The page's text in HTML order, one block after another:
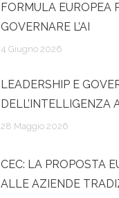
FORMULA EUROPEA
GOVERNARE L’AI
4 Giugno 2026
LEADERSHIP E
DELL’INTELLIGENZA
28 Maggio 2026
CEC: LA PROPOSTA
ALLE AZIENDE